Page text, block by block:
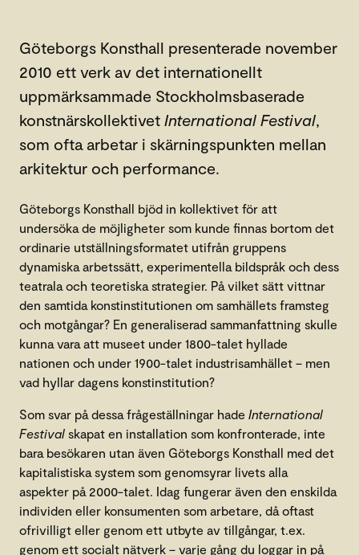
Göteborgs Konsthall presenterade november
2010 ett verk av det internationellt
uppmärksammade Stockholmsbaserade
konstnärskollektivet International Festival,
som ofta arbetar i skärningspunkten mellan
arkitektur och performance.
Göteborgs Konsthall bjöd in kollektivet för att
undersöka de möjligheter som kunde finnas bortom det
ordinarie utställningsformatet utifrån gruppens
dynamiska arbetssätt, experimentella bildspråk och dess
teatrala och teoretiska strategier. På vilket sätt vittnar
den samtida konstinstitutionen om samhällets framsteg
och motgångar? En generaliserad sammanfattning skulle
kunna vara att museet under 1800-talet hyllade
nationen och under 1900-talet industrisamhället – men
vad hyllar dagens konstinstitution?
Som svar på dessa frågeställningar hade International
Festival skapat en installation som konfronterade, inte
bara besökaren utan även Göteborgs Konsthall med det
kapitalistiska system som genomsyrar livets alla
aspekter på 2000-talet. Idag fungerar även den enskilda
individen eller konsumenten som arbetare, då oftast
ofrivilligt eller genom ett utbyte av tillgångar, t.ex.
genom ett socialt nätverk – varje gång du loggar in på